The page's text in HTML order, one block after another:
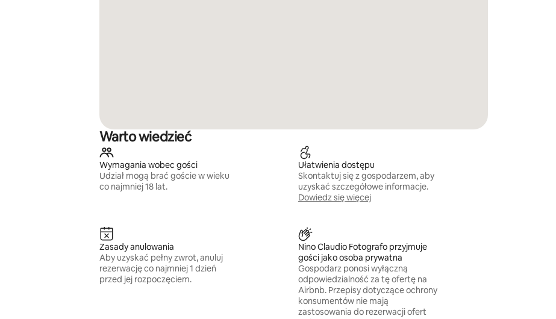
Warto wiedzieć
Wymagania wobec gości
Udział mogą brać goście w wieku
co najmniej 18 lat.
Ułatwienia dostępu
Skontaktuj się z gospodarzem, aby
uzyskać szczegółowe informacje.
Dowiedz się więcej
Zasady anulowania
Aby uzyskać pełny zwrot, anuluj
rezerwację co najmniej 1 dzień
przed jej rozpoczęciem.
Nino Claudio Fotografo przyjmuje
gości jako osoba prywatna
Gospodarz ponosi wyłączną
odpowiedzialność za tę ofertę na
Airbnb. Przepisy dotyczące ochrony
konsumentów nie mają
zastosowania do rezerwacji ofert